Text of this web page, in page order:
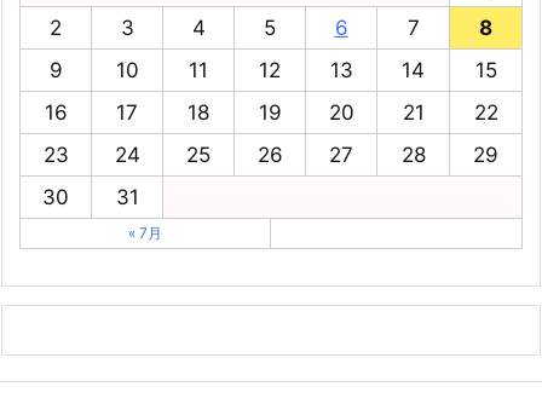
2
3 4 5 6 7
8
9
10 11 12 13 14
15
16
17 18 19 20 21
22
23
24 25 26 27 28
29
30
31
« 7月